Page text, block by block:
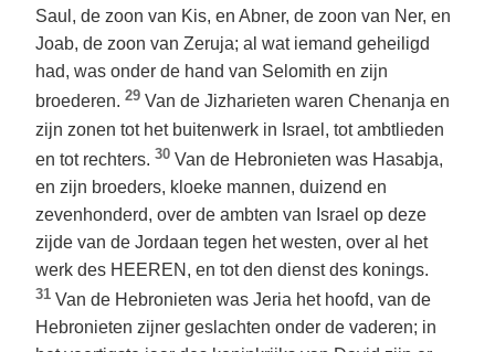
Saul, de zoon van Kis, en Abner, de zoon van Ner, en
Joab, de zoon van Zeruja; al wat iemand geheiligd
had, was onder de hand van Selomith en zijn
broederen. 29 Van de Jizharieten waren Chenanja en
zijn zonen tot het buitenwerk in Israel, tot ambtlieden
en tot rechters. 30 Van de Hebronieten was Hasabja,
en zijn broeders, kloeke mannen, duizend en
zevenhonderd, over de ambten van Israel op deze
zijde van de Jordaan tegen het westen, over al het
werk des HEEREN, en tot den dienst des konings.
31 Van de Hebronieten was Jeria het hoofd, van de
Hebronieten zijner geslachten onder de vaderen; in